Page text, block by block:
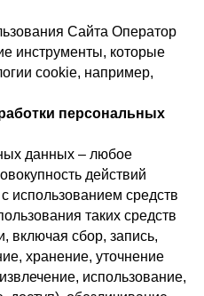
Сайта Оператор
инструменты, которые
cookie, например,
персональных
данных – любое
действий
использованием средств
таких средств
включая сбор, запись,
хранение, уточнение
использование,